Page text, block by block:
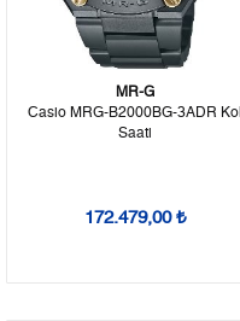
MR-G
Casio MRG-B2000BG-3ADR Kol
Saati
172.479,00 ₺